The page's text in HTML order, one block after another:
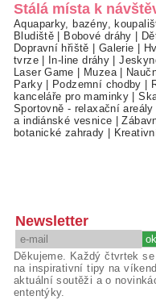
Stálá místa k
Aquaparky, bazény,
Bludiště
Bobové dráhy
Dopravní hřiště
Galerie
tvrze| In-line dráhy |
Laser Game
Muzea|
Parky| Podzemní chodby
kanceláře pro maminky |
Sportovně - relaxační areály
a indiánské vesnice |
botanické zahrady
Newsletter
Děkujeme. Každý čtvrtek
na inspirativní tipy na
aktuální soutěži a o
ententýky.